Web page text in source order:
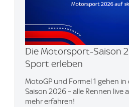
Die Motorsport-Saison
Sport erleben​
MotoGP und Formel 1 gehen
Saison 2026 – alle Rennen live
mehr erfahren!